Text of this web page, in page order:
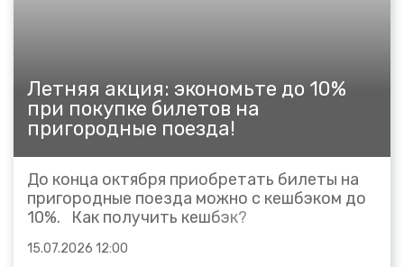
Летняя акция: экономьте до 10%
при покупке билетов на
пригородные поезда!
До конца октября приобретать билеты на
пригородные поезда можно с кешбэком до
10%. Как получить кешбэк?
лояльности на сайте: vamprivet.ru
15.07.2026 12:00